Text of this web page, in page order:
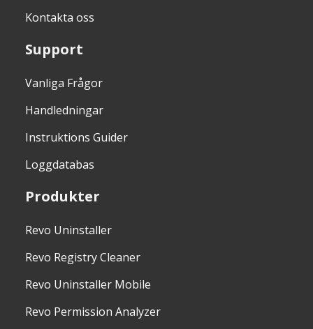
Kontakta oss
Support
Vanliga Frågor
Handledningar
Instruktions Guider
Loggdatabas
Produkter
Revo Uninstaller
Revo Registry Cleaner
Revo Uninstaller Mobile
Revo Permission Analyzer